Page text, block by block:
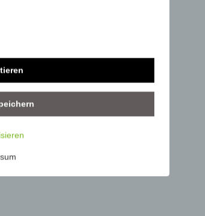
beispielsweise des Namens, der
einer betroffenen Person, erfolgt
und in Übereinstimmung
Datenschutzbestimmungen. Mittels
die Öffentlichkeit über
werden betroffene Personen mittels
zahlreiche technische und
einen möglichst lückenlosen Schutz
Daten